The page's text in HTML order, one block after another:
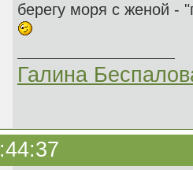
берегу моря с женой -
Галина